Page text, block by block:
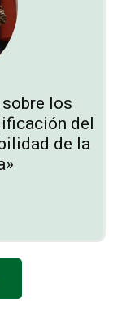
los
del
de la